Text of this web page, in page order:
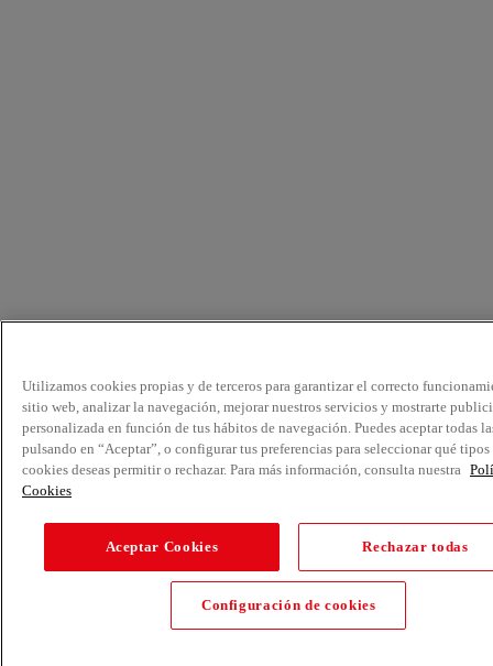
Utilizamos cookies propias y de terceros para garantizar el correcto
sitio web, analizar la navegación, mejorar nuestros servicios y mostrarte
personalizada en función de tus hábitos de navegación. Puedes aceptar todas
pulsando en “Aceptar”, o configurar tus preferencias para seleccionar qué tipos
cookies deseas permitir o rechazar. Para más información, consulta nuestra
Cookies
Aceptar Cookies Rechazar todas
Configuración de cookies